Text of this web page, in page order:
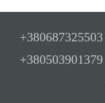
+380687325503
+380503901379